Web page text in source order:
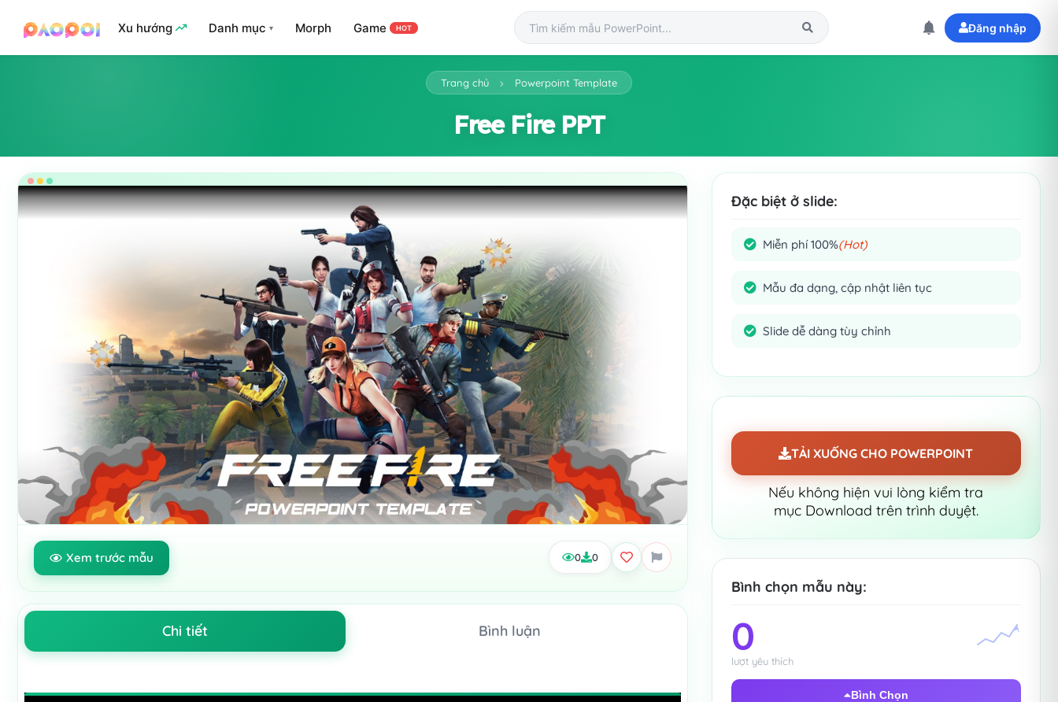
Xu hướng Danh mục Morph Game HOT Đăng nhập
Trang chủ Powerpoint Template
Free Fire PPT
Xem trước mẫu 0 0
Chi tiết Bình luận
Đặc biệt ở slide:
Miễn phí 100%(Hot)
Mẫu đa dạng, cập nhật liên tục
Slide dễ dàng tùy chỉnh
TẢI XUỐNG CHO POWERPOINT
Nếu không hiện vui lòng kiểm tra
mục Download trên trình duyệt.
Bình chọn mẫu này:
0
lượt yêu thích
Bình Chọn